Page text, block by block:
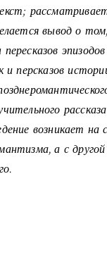
вывод о
и персказов
возникает на
а с другой